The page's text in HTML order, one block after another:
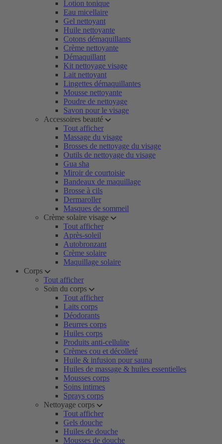
Lotion tonique
Eau micellaire
Gel nettoyant
Huile nettoyante
Cotons démaquillants
Crème nettoyante
Démaquillant
Kit nettoyage visage
Lait nettoyant
Lingettes démaquillantes
Mousse nettoyante
Poudre de nettoyage
Savon pour le visage
Accessoires beauté
Tout afficher
Massage du visage
Brosses de nettoyage du visage
Outils de nettoyage du visage
Gua sha
Miroir de courtoisie
Bandeaux de maquillage
Brosse à cils
Dermaroller
Masques de sommeil
Crème solaire visage
Tout afficher
Après-soleil
Autobronzant
Crème solaire
Maquillage solaire
Corps
Tout afficher
Soin du corps
Tout afficher
Laits corps
Déodorants
Beurres corps
Huiles corps
Produits anti-cellulite
Crèmes cou et décolleté
Huile & infusion pour sauna
Huiles de massage & huiles essentielles
Mousses corps
Soins intimes
Sprays corps
Nettoyage corps
Tout afficher
Gels douche
Huiles de douche
Mousses de douche